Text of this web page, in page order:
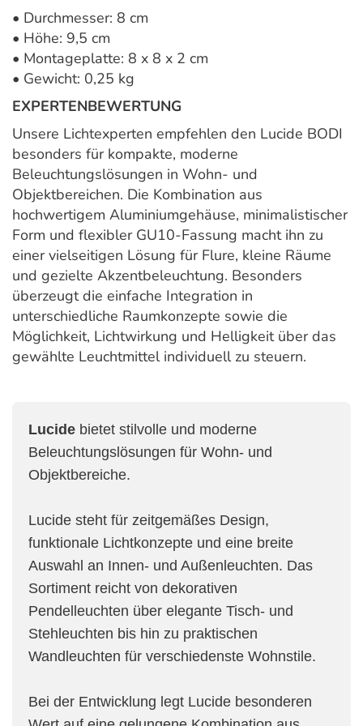
• Durchmesser: 8 cm
• Höhe: 9,5 cm
• Montageplatte: 8 x 8 x 2 cm
• Gewicht: 0,25 kg
EXPERTENBEWERTUNG
Unsere Lichtexperten empfehlen den Lucide BODI
besonders für kompakte, moderne
Beleuchtungslösungen in Wohn- und
Objektbereichen. Die Kombination aus
hochwertigem Aluminiumgehäuse, minimalistischer
Form und flexibler GU10-Fassung macht ihn zu
einer vielseitigen Lösung für Flure, kleine Räume
und gezielte Akzentbeleuchtung. Besonders
überzeugt die einfache Integration in
unterschiedliche Raumkonzepte sowie die
Möglichkeit, Lichtwirkung und Helligkeit über das
gewählte Leuchtmittel individuell zu steuern.
Lucide bietet stilvolle und moderne
Beleuchtungslösungen für Wohn- und
Objektbereiche.
Lucide steht für zeitgemäßes Design,
funktionale Lichtkonzepte und eine breite
Auswahl an Innen- und Außenleuchten. Das
Sortiment reicht von dekorativen
Pendelleuchten über elegante Tisch- und
Stehleuchten bis hin zu praktischen
Wandleuchten für verschiedenste Wohnstile.
Bei der Entwicklung legt Lucide besonderen